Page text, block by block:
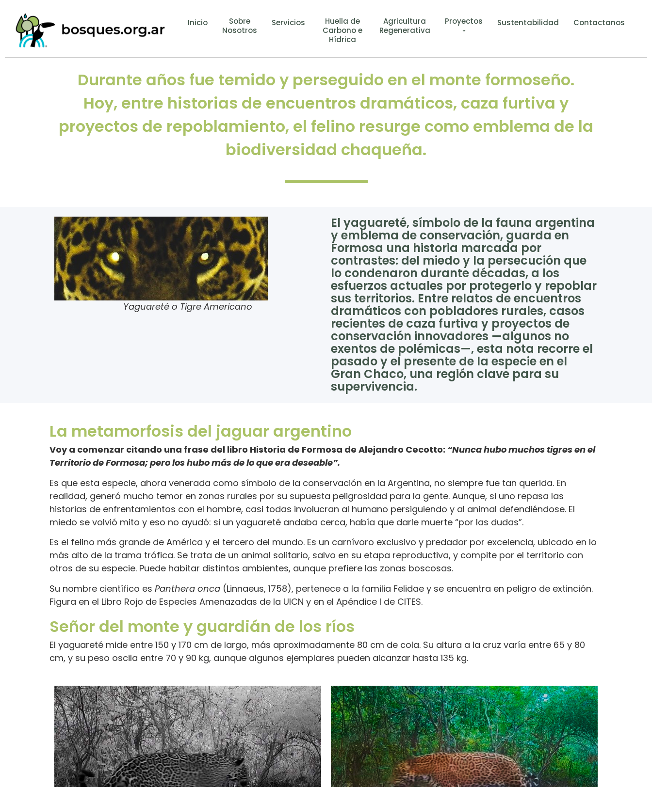
Inicio
Sobre
Nosotros
Servicios
Huella de
Carbono e
Hídrica
Agricultura
Regenerativa
Proyectos Sustentabilidad Contactanos
Durante años fue temido y perseguido en el monte formoseño.
Hoy, entre historias de encuentros dramáticos, caza furtiva y
proyectos de repoblamiento, el felino resurge como emblema de la
biodiversidad chaqueña.
Yaguareté o Tigre Americano
El yaguareté, símbolo de la fauna argentina
y emblema de conservación, guarda en
Formosa una historia marcada por
contrastes: del miedo y la persecución que
lo condenaron durante décadas, a los
esfuerzos actuales por protegerlo y repoblar
sus territorios. Entre relatos de encuentros
dramáticos con pobladores rurales, casos
recientes de caza furtiva y proyectos de
conservación innovadores —algunos no
exentos de polémicas—, esta nota recorre el
pasado y el presente de la especie en el
Gran Chaco, una región clave para su
supervivencia.
La metamorfosis del jaguar argentino
Voy a comenzar citando una frase del libro Historia de Formosa de Alejandro Cecotto: “Nunca hubo muchos tigres en el
Territorio de Formosa; pero los hubo más de lo que era deseable”.
Es que esta especie, ahora venerada como símbolo de la conservación en la Argentina, no siempre fue tan querida. En
realidad, generó mucho temor en zonas rurales por su supuesta peligrosidad para la gente. Aunque, si uno repasa las
historias de enfrentamientos con el hombre, casi todas involucran al humano persiguiendo y al animal defendiéndose. El
miedo se volvió mito y eso no ayudó: si un yaguareté andaba cerca, había que darle muerte “por las dudas”.
Es el felino más grande de América y el tercero del mundo. Es un carnívoro exclusivo y predador por excelencia, ubicado en lo
más alto de la trama trófica. Se trata de un animal solitario, salvo en su etapa reproductiva, y compite por el territorio con
otros de su especie. Puede habitar distintos ambientes, aunque prefiere las zonas boscosas.
Su nombre científico es Panthera onca (Linnaeus, 1758), pertenece a la familia Felidae y se encuentra en peligro de extinción.
Figura en el Libro Rojo de Especies Amenazadas de la UICN y en el Apéndice I de CITES.
Señor del monte y guardián de los ríos
El yaguareté mide entre 150 y 170 cm de largo, más aproximadamente 80 cm de cola. Su altura a la cruz varía entre 65 y 80
cm, y su peso oscila entre 70 y 90 kg, aunque algunos ejemplares pueden alcanzar hasta 135 kg.